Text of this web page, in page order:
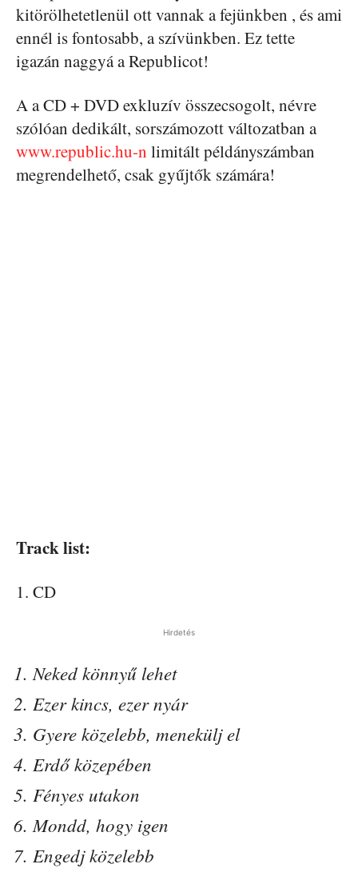
kitörölhetetlenül ott vannak a fejünkben , és ami
ennél is fontosabb, a szívünkben. Ez tette
igazán naggyá a Republicot!
A a CD + DVD exkluzív összecsogolt, névre
szólóan dedikált, sorszámozott változatban a
www.republic.hu-n limitált példányszámban
megrendelhető, csak gyűjtők számára!
Track list:
1. CD
Hirdetés
Neked könnyű lehet
Ezer kincs, ezer nyár
Gyere közelebb, menekülj el
Erdő közepében
Fényes utakon
Mondd, hogy igen
Engedj közelebb